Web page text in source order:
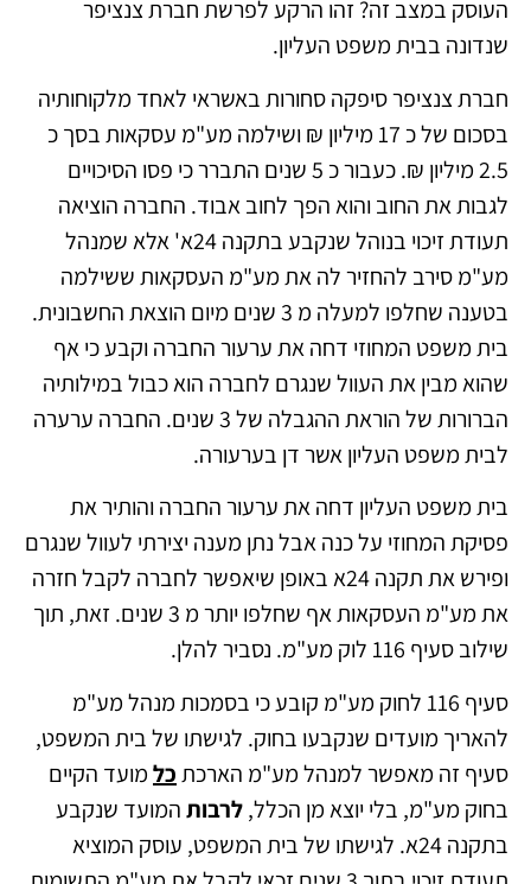
העוסק במצב זה? זהו הרקע לפרשת חברת צנציפר
שנדונה בבית משפט העליון.
חברת צנציפר סיפקה סחורות באשראי לאחד מלקוחותיה
בסכום של כ 17 מיליון ₪ ושילמה מע"מ עסקאות בסך כ
2.5 מיליון ₪. כעבור כ 5 שנים התברר כי פסו הסיכויים
לגבות את החוב והוא הפך לחוב אבוד. החברה הוציאה
תעודת זיכוי בנוהל שנקבע בתקנה 24א' אלא שמנהל
מע"מ סירב להחזיר לה את מע"מ העסקאות ששילמה
בטענה שחלפו למעלה מ 3 שנים מיום הוצאת החשבונית.
בית משפט המחוזי דחה את ערעור החברה וקבע כי אף
שהוא מבין את העוול שנגרם לחברה הוא כבול במילותיה
הברורות של הוראת ההגבלה של 3 שנים. החברה ערערה
לבית משפט העליון אשר דן בערעורה.
בית משפט העליון דחה את ערעור החברה והותיר את
פסיקת המחוזי על כנה אבל נתן מענה יצירתי לעוול שנגרם
ופירש את תקנה 24א באופן שיאפשר לחברה לקבל חזרה
את מע"מ העסקאות אף שחלפו יותר מ 3 שנים. זאת, תוך
שילוב סעיף 116 לוק מע"מ. נסביר להלן.
סעיף 116 לחוק מע"מ קובע כי בסמכות מנהל מע"מ
להאריך מועדים שנקבעו בחוק. לגישתו של בית המשפט,
סעיף זה מאפשר למנהל מע"מ הארכתכלמועד הקיים
בחוק מע"מ, בלי יוצא מן הכלל,לרבותהמועד שנקבע
בתקנה 24א. לגישתו של בית המשפט, עוסק המוציא